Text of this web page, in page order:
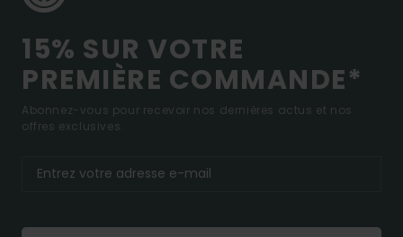
15% SUR VOTRE
PREMIÈRE COMMANDE*
Abonnez-vous pour recevoir nos dernières actus et nos
offres exclusives.